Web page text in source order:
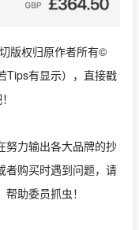
版权归原作者所有©
Tips有显示），直接戳
力输出各大品牌的抄
者购买时遇到问题，请
助委员抓虫！